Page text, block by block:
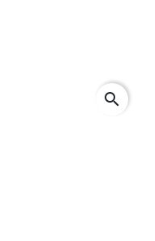
search